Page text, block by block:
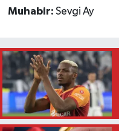
Muhabir: Sevgi Ay